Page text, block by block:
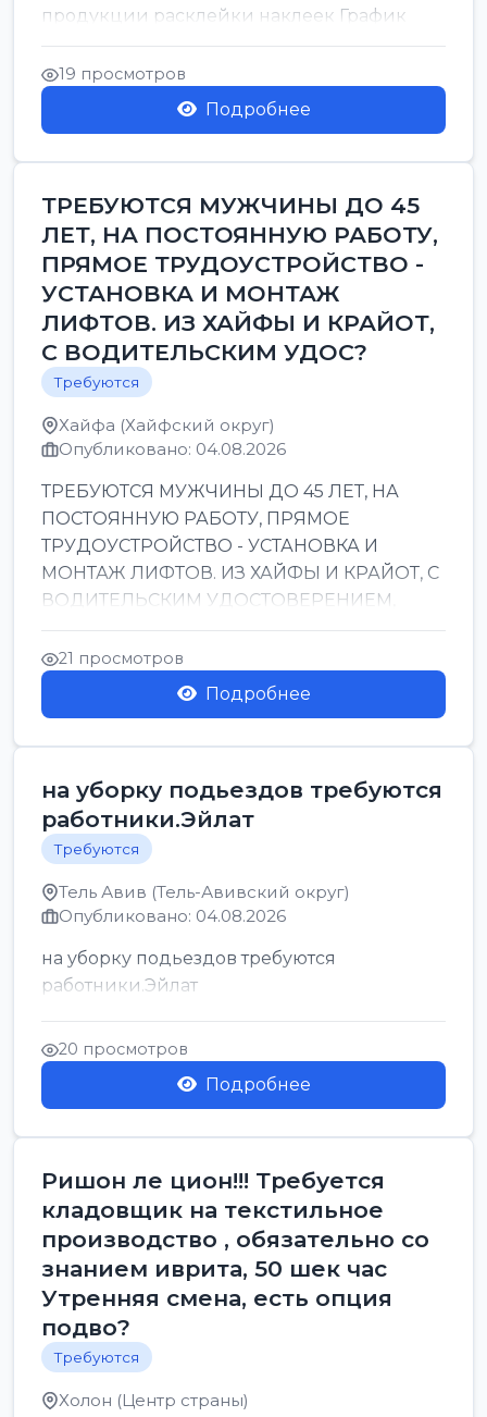
продукции расклейки наклеек График
работы: с 7:00 до 16:00 Оплата: 38 в ...
19 просмотров
Подробнее
ТРЕБУЮТСЯ МУЖЧИНЫ ДО 45
ЛЕТ, НА ПОСТОЯННУЮ РАБОТУ,
ПРЯМОЕ ТРУДОУСТРОЙСТВО -
УСТАНОВКА И МОНТАЖ
ЛИФТОВ. ИЗ ХАЙФЫ И КРАЙОТ,
С ВОДИТЕЛЬСКИМ УДОС?
Требуются
Хайфа (Хайфский округ)
Опубликовано: 04.08.2026
ТРЕБУЮТСЯ МУЖЧИНЫ ДО 45 ЛЕТ, НА
ПОСТОЯННУЮ РАБОТУ, ПРЯМОЕ
ТРУДОУСТРОЙСТВО - УСТАНОВКА И
МОНТАЖ ЛИФТОВ. ИЗ ХАЙФЫ И КРАЙОТ, С
ВОДИТЕЛЬСКИМ УДОСТОВЕРЕНИЕМ,
ПРИВЕТСТВУЮТСЯ НАВЫКИ СВАРЩИКА.
ОБУЧЕНИЕ В ПРОЦ...
21 просмотров
Подробнее
на уборку подьездов требуются
работники.Эйлат
Требуются
Тель Авив (Тель-Авивский округ)
Опубликовано: 04.08.2026
на уборку подьездов требуются
работники.Эйлат
20 просмотров
Подробнее
Ришон ле цион!!! Требуется
кладовщик на текстильное
производство , обязательно со
знанием иврита, 50 шек час
Утренняя смена, есть опция
подво?
Требуются
Холон (Центр страны)